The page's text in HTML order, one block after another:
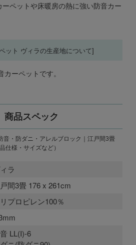
ペットや床暖房の熱に強い防音カー
ット ヴィラの生産地について]
ーペットです。
商品スペック
音・防ダニ・アレルブロック｜江戸間3畳
仕様・サイズなど）
ラ
間3畳 176 x 261cm
プロピレン100％
LL(I)-6